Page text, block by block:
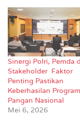
Sinergi Polri, Pemda
Stakeholder Faktor
Penting Pastikan
Keberhasilan Program
Pangan Nasional
Mei 6, 2026